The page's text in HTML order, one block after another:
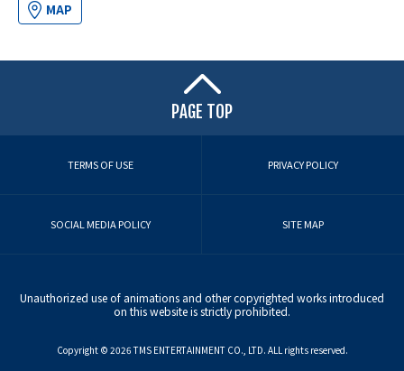
MAP
PAGE TOP
TERMS OF USE PRIVACY POLICY
SOCIAL MEDIA POLICY SITE MAP
Unauthorized use of animations and other copyrighted works introduced
on this website is strictly prohibited.
Copyright ©︎ 2026 TMS ENTERTAINMENT CO., LTD. ALL rights reserved.